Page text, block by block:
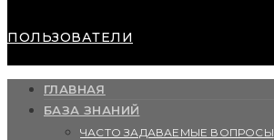
ПОЛЬЗОВАТЕЛИ
ГЛАВНАЯ
БАЗА ЗНАНИЙ
ЧАСТО ЗАДАВАЕМЫЕ ВОПРОСЫ